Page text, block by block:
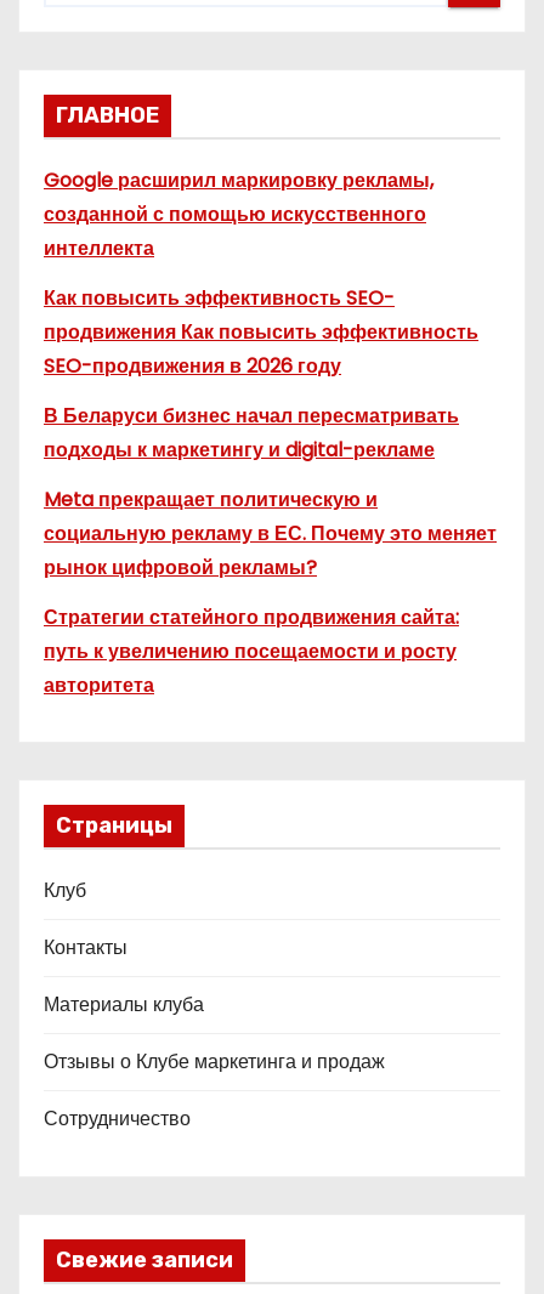
ГЛАВНОЕ
Google расширил маркировку рекламы,
созданной с помощью искусственного
интеллекта
Как повысить эффективность SEO-
продвижения Как повысить эффективность
SEO-продвижения в 2026 году
В Беларуси бизнес начал пересматривать
подходы к маркетингу и digital-рекламе
Meta прекращает политическую и
социальную рекламу в ЕС. Почему это меняет
рынок цифровой рекламы?
Стратегии статейного продвижения сайта:
путь к увеличению посещаемости и росту
авторитета
Страницы
Клуб
Контакты
Материалы клуба
Отзывы о Клубе маркетинга и продаж
Сотрудничество
Свежие записи